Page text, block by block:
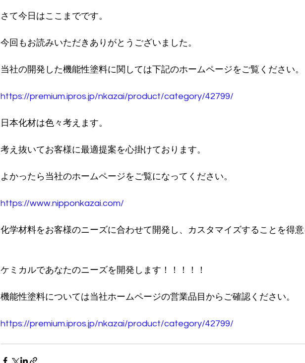
さて今日はここまでです。
今回もお読みいただきありがとうございました。
当社の開発した機能性塗料に関しては下記のホームページをご覧ください。
https://premium.ipros.jp/nkazai/product/category/42799/
日本化材は色々考えます。
考え抜いてお客様に最適提案を心掛けております。
よかったら当社のホームページをご覧になってください。
https://www.nipponkazai.com/
化学材料をお客様のニーズに合わせて開発し、カスタマイズすることを得
ケミカルであなたのニーズを開発します！！！！！
機能性塗料については当社ホームページの営業品目からご確認ください。
https://premium.ipros.jp/nkazai/product/category/42799/